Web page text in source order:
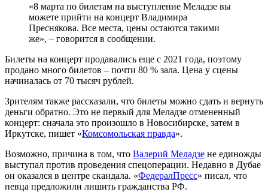
«8 марта по билетам на выступление Меладзе вы
можете прийти на концерт Владимира
Преснякова. Все места, цены остаются такими
же», – говорится в сообщении.
Билеты на концерт продавались еще с 2021 года, поэтому
продано много билетов – почти 80 % зала. Цена у сцены
начиналась от 70 тысяч рублей.
Зрителям также рассказали, что билеты можно сдать и вернуть
деньги обратно. Это не первый для Меладзе отмененный
концерт: сначала это произошло в Новосибирске, затем в
Иркутске, пишет «Комсомольская правда».
Возможно, причина в том, что Валерий Меладзе не единожды
выступал против проведения спецоперации. Недавно в Дубае
он оказался в центре скандала. «ФедералПресс» писал, что
певца предложили лишить гражданства РФ.